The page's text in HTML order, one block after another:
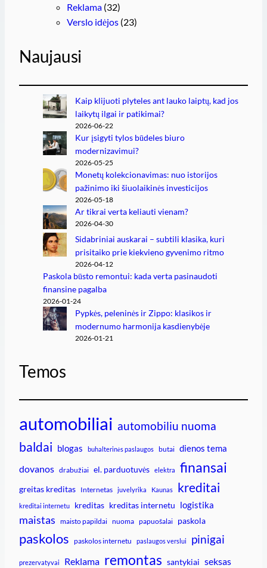
Reklama (32)
Verslo idėjos (23)
Naujausi
Kaip klijuoti plyteles ant lauko laiptų, kad jos
laikytų ilgai ir patikimai?
2026-06-22
Kur įsigyti tylos būdeles biuro
modernizavimui?
2026-05-25
Monetų kolekcionavimas: nuo istorijos
pažinimo iki šiuolaikinės investicijos
2026-05-18
Ar tikrai verta keliauti vienam?
2026-04-30
Sidabriniai auskarai – subtili klasika, kuri
prisitaiko prie kiekvieno gyvenimo ritmo
2026-04-12
Paskola būsto remontui: kada verta pasinaudoti
finansine pagalba
2026-01-24
Pypkės, peleninės ir Zippo: klasikos ir
modernumo harmonija kasdienybėje
2026-01-21
Temos
automobiliai automobiliu nuoma
baldai blogas buhalterinės paslaugos butai dienos tema
dovanos drabužiai el. parduotuvės elektra finansai
greitas kreditas Internetas juvelyrika Kaunas kreditai
kreditai internetu kreditas kreditas internetu logistika
maistas maisto papildai nuoma papuošalai paskola
paskolos paskolos internetu paslaugos verslui pinigai
prezervatyvai Reklama remontas santykiai seksas